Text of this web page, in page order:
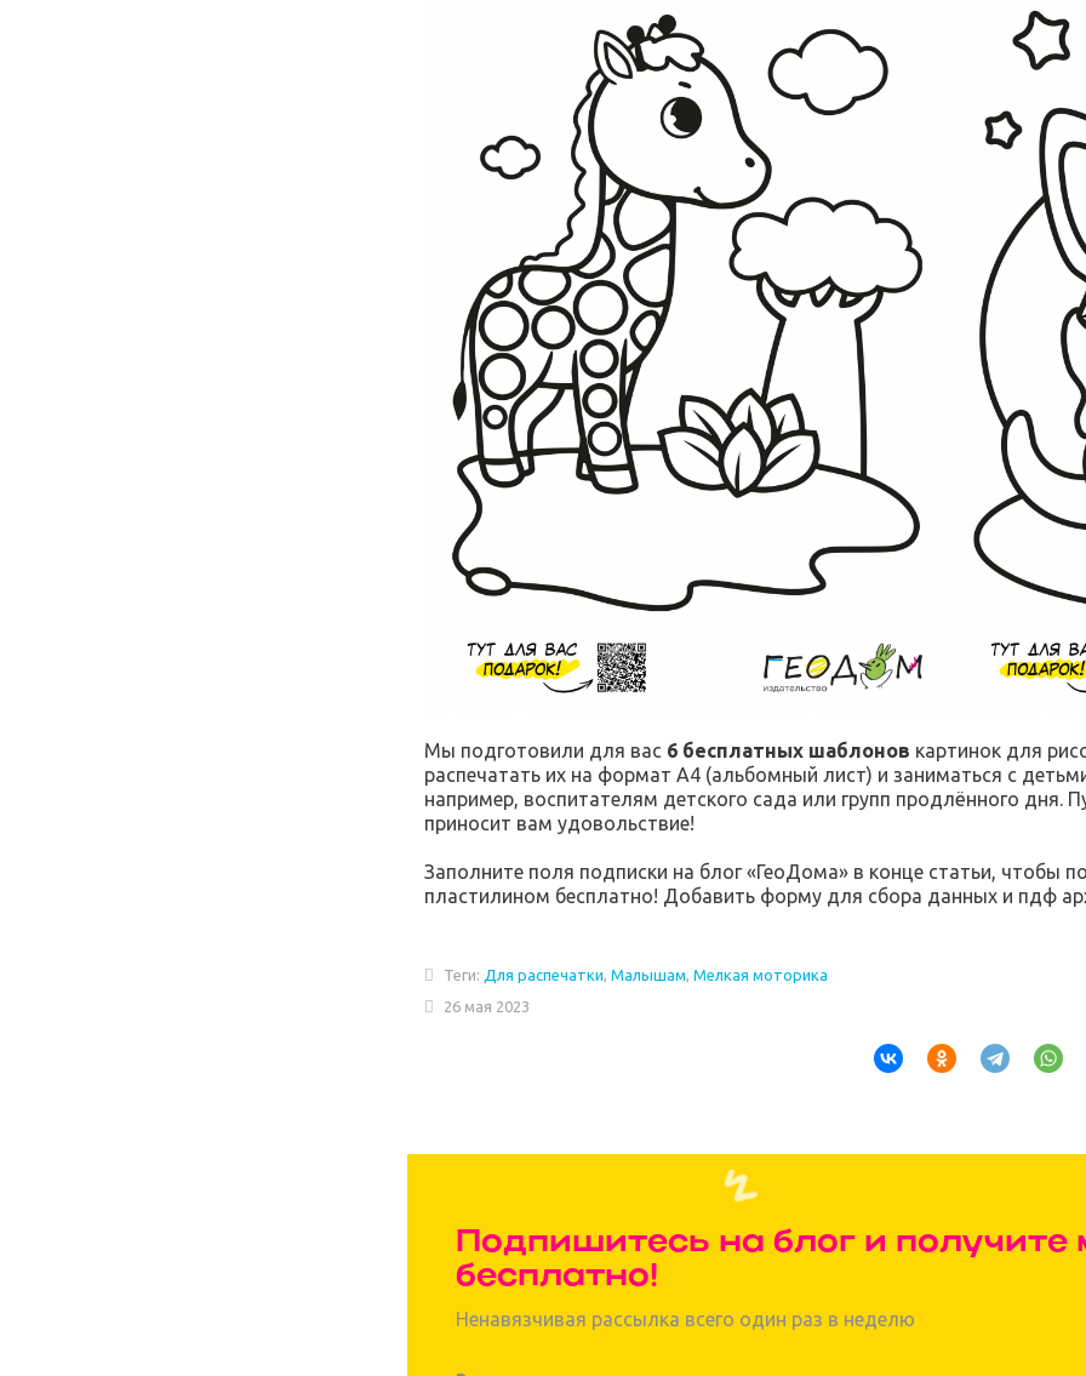
Мы подготовили для вас 6 бесплатных шаблонов картинок для
распечатать их на формат А4 (альбомный лист) и заниматься с
например, воспитателям детского сада или групп продлённого дня.
приносит вам удовольствие!
Заполните поля подписки на блог «ГеоДома» в конце статьи, чтобы
пластилином бесплатно! Добавить форму для сбора данных и пдф
Теги: Для распечатки Малышам Мелкая моторика
26 мая 2023
Подпишитесь на блог и получите
бесплатно!
Ненавязчивая рассылка всего один раз в неделю